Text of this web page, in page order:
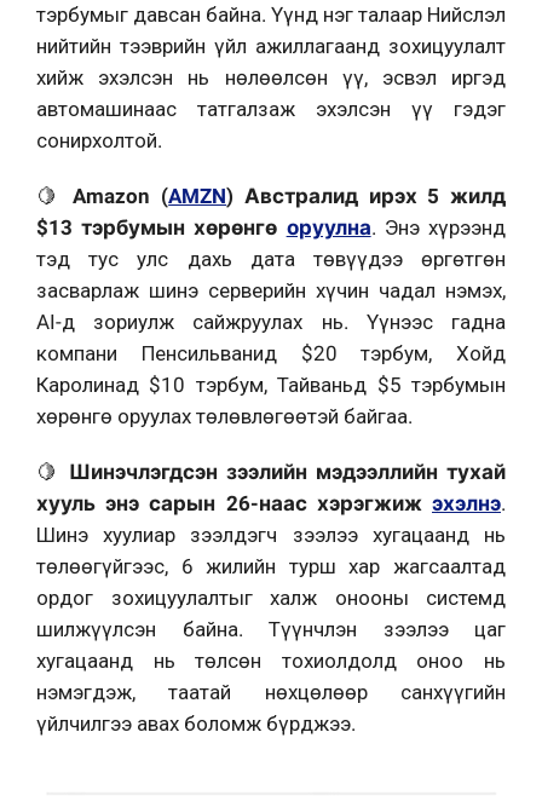
тэрбумыг давсан байна. Үүнд нэг талаар Нийслэл
нийтийн тээврийн үйл ажиллагаанд зохицуулалт
хийж эхэлсэн нь нөлөөлсөн үү, эсвэл иргэд
автомашинаас татгалзаж эхэлсэн үү гэдэг
сонирхолтой.
🍋 Amazon (AMZN) Австралид ирэх 5 жилд
$13 тэрбумын хөрөнгө оруулна. Энэ хүрээнд
тэд тус улс дахь дата төвүүдээ өргөтгөн
засварлаж шинэ серверийн хүчин чадал нэмэх,
AI-д зориулж сайжруулах нь. Үүнээс гадна
компани Пенсильванид $20 тэрбум, Хойд
Каролинад $10 тэрбум, Тайваньд $5 тэрбумын
хөрөнгө оруулах төлөвлөгөөтэй байгаа.
🍋 Шинэчлэгдсэн зээлийн мэдээллийн тухай
хууль энэ сарын 26-наас хэрэгжиж эхэлнэ.
Шинэ хуулиар зээлдэгч зээлээ хугацаанд нь
төлөөгүйгээс, 6 жилийн турш хар жагсаалтад
ордог зохицуулалтыг халж онооны системд
шилжүүлсэн байна. Түүнчлэн зээлээ цаг
хугацаанд нь төлсөн тохиолдолд оноо нь
нэмэгдэж, таатай нөхцөлөөр санхүүгийн
үйлчилгээ авах боломж бүрджээ.